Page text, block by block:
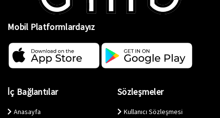
Mobil Platformlardayız
İç Bağlantılar
Anasayfa
Sözleşmeler
Kullanıcı Sözleşmesi